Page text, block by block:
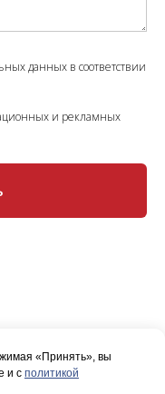
данных в соответствии
и рекламных
«Принять», вы
и с политикой